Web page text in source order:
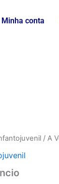
Minha conta
/ A